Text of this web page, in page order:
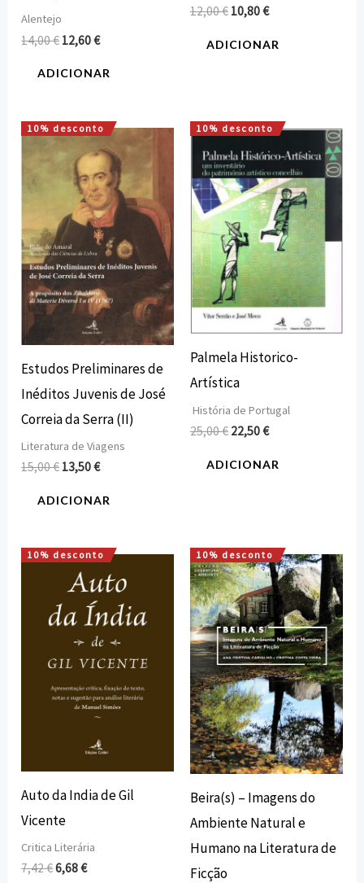
Alentejo
14,00€ 12,60€
ADICIONAR
12,00€ 10,80€
ADICIONAR
10% desconto
Estudos Preliminares de
Inéditos Juvenis de José
Correia da Serra (II)
Literatura de Viagens
15,00€
O
preço
original
era:
15,00 €.
13,50€
O
preço
atual
é:
13,50 €.
ADICIONAR
10% desconto
Palmela Historico-
Artística
História de Portugal
25,00€
O
preço
original
era:
25,00 €.
22,50€
O
preço
atual
é:
22,50 €.
ADICIONAR
10% desconto
Auto da India de Gil
Vicente
Critica Literária
7,42€
O
preço
original
era:
7,42 €.
6,68€
O
preço
atual
é:
6,68 €.
10% desconto
Beira(s) – Imagens do
Ambiente Natural e
Humano na Literatura de
Ficção
O
preço
original
era:
18,00 €.
O
preço
atual
16,20 €.